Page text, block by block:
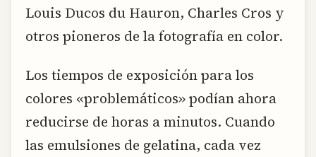
Louis Ducos du Hauron, Charles Cros y
otros pioneros de la fotografía en color.
Los tiempos de exposición para los
colores «problemáticos» podían ahora
reducirse de horas a minutos. Cuando
las emulsiones de gelatina, cada vez